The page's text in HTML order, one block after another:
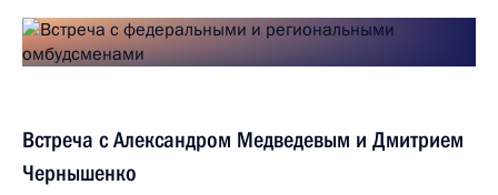
Встреча с Александром Медведевым и Дмитрием
Чернышенко